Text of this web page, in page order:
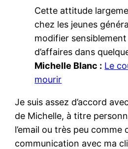
Cette attitude
chez les jeunes
modifier
d’affaires dans
Michelle Blanc : Le
mourir
Je suis assez d’accord
de Michelle, à titre
l’email ou très peu comme
communication avec ma